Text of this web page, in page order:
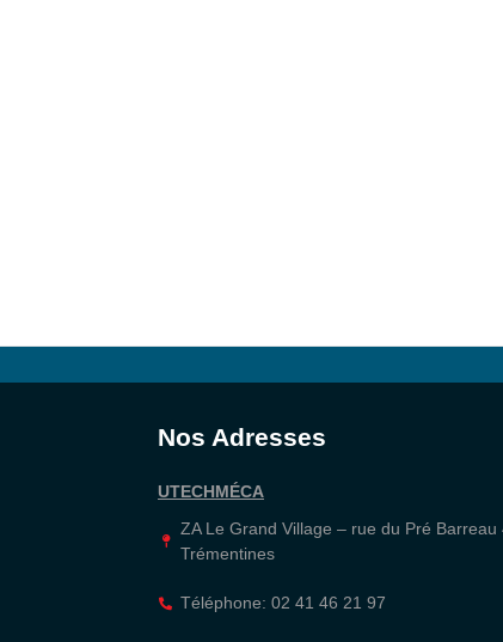
Nos Adresses
UTECHMÉCA
ZA Le Grand Village – rue du Pré Barreau
Trémentines
Téléphone: 02 41 46 21 97